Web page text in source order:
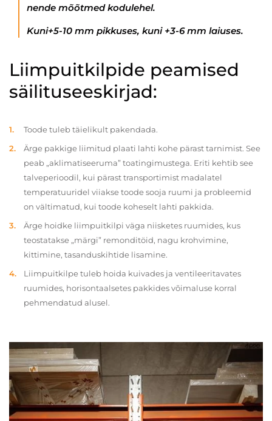
nende mõõtmed kodulehel.
Kuni+5-10 mm pikkuses, kuni +3-6 mm laiuses.
Liimpuitkilpide peamised
säilituseeskirjad:
Toode tuleb täielikult pakendada.
Ärge pakkige liimitud plaati lahti kohe pärast tarnimist. See
peab „aklimatiseeruma” toatingimustega. Eriti kehtib see
talveperioodil, kui pärast transportimist madalatel
temperatuuridel viiakse toode sooja ruumi ja probleemid
on vältimatud, kui toode koheselt lahti pakkida.
Ärge hoidke liimpuitkilpi väga niisketes ruumides, kus
teostatakse „märgi” remonditöid, nagu krohvimine,
kittimine, tasanduskihtide lisamine.
Liimpuitkilpe tuleb hoida kuivades ja ventileeritavates
ruumides, horisontaalsetes pakkides võimaluse korral
pehmendatud alusel.